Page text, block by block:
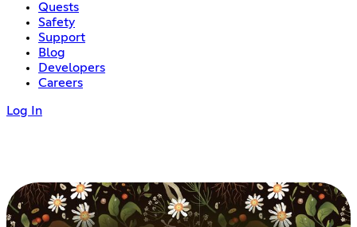
Quests
Safety
Support
Blog
Developers
Careers
Log In